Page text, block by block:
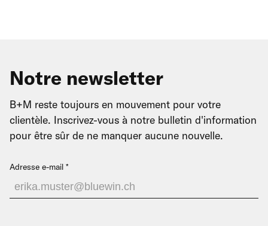
Notre newsletter
B+M reste toujours en mouvement pour votre
clientèle. Inscrivez-vous à notre bulletin d'information
pour être sûr de ne manquer aucune nouvelle.
Adresse e-mail